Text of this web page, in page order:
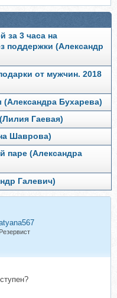
за 3 часа на
поддержки (Александр
от мужчин. 2018
(Александра Бухарева)
Гаевая)
Шаврова)
паре (Александра
Галевич)
Резервист